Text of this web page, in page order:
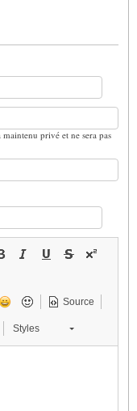
privé et ne sera pas
Source
Styles